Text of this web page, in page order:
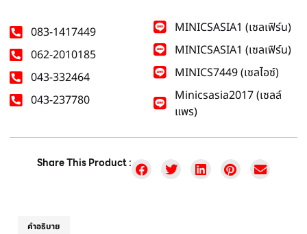
083-1417449
062-2010185
043-332464
043-237780
MINICSASIA1 (เซลเฟิร์น)
MINICSASIA1 (เซลเฟิร์น)
MINICS7449 (เซลไอซ์)
Minicsasia2017 (เซลล์
แพร)
Share This Product :
คำอธิบาย